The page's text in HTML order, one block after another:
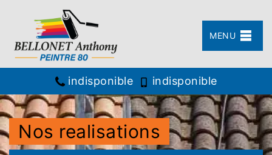
MENU
indisponible indisponible
Nos realisations